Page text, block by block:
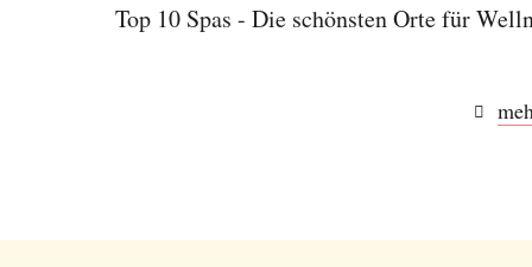
Top 10 Spas - Die schönsten Orte für